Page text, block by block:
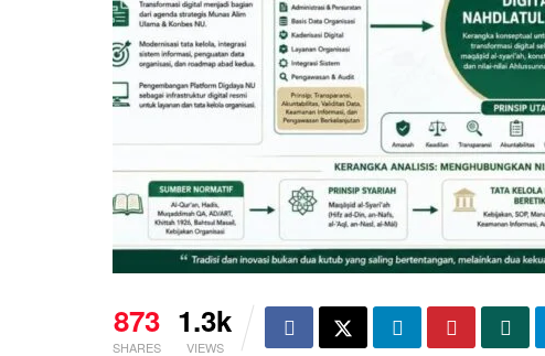
873
SHARES
1.3k
VIEWS